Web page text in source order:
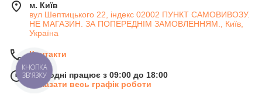
м. Київ
вул Шептицького 22, індекс 02002 ПУНКТ САМОВИВОЗУ.
НЕ МАГАЗИН. ЗА ПОПЕРЕДНІМ ЗАМОВЛЕННЯМ., Київ,
Україна
Контакти
Сьогодні працює з 09:00 до 18:00
Показати весь графік роботи
КНОПКА
ЗВ'ЯЗКУ